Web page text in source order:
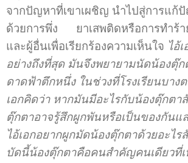
จากปัญหาที่เขาเผชิญ นำไปสู่การแก้
ด้วยการพึ่ง ยาเสพติดหรือการทำร้า
และผู้อื่นเพื่อเรียกร้องความเห็นใจ ไอ้
อย่างถึงที่สุด มันจึงพยายามนัดน้องตุ๊ก
ดาดฟ้าตึกหนึ่ง ในช่วงที่โรงเรียนบาง
เอกคิดว่า หากมันมีอะไรกับน้องตุ๊กตา
ตุ๊กตาอาจรู้สึกผูกพันหรือเป็นของกันแ
ไอ้เอกอยากผูกมัดน้องตุ๊กตาด้วยอะไร
บัดนี้น้องตุ๊กตาคือคนสำคัญคนเดียวที่